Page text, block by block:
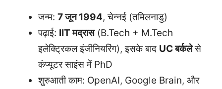
जन्म: 7 जून 1994, चेन्नई (तमिलनाडु)
पढ़ाई: IIT मद्रास(B.Tech + M.Tech
इलेक्ट्रिकल इंजीनियरिंग), इसके बाद UC बर्कलेसे
कंप्यूटर साइंस में PhD
शुरुआती काम: OpenAI, Google Brain, और